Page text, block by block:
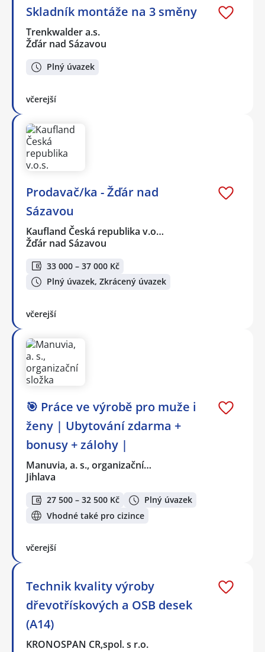
Skladník montáže na 3 směny
Trenkwalder a.s.
Žďár nad Sázavou
Plný úvazek
včerejší
Prodavač/ka - Žďár nad
Sázavou
Kaufland Česká republika v.o…
Žďár nad Sázavou
33 000 – 37 000 Kč
Plný úvazek, Zkrácený úvazek
včerejší
🎯 Práce ve výrobě pro muže i
ženy | Ubytování zdarma +
bonusy + zálohy |
Manuvia, a. s., organizační…
Jihlava
27 500 – 32 500 Kč
Plný úvazek
Vhodné také pro cizince
včerejší
Technik kvality výroby
dřevotřískových a OSB desek
(A14)
KRONOSPAN CR,spol. s r.o.